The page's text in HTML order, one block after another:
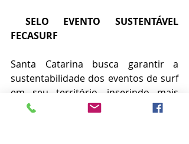
SELO EVENTO SUSTENTÁVEL
FECASURF
Santa Catarina busca garantir a
sustentabilidade dos eventos de surf
em seu território, inserindo mais
uma camada de proteção ambiental,